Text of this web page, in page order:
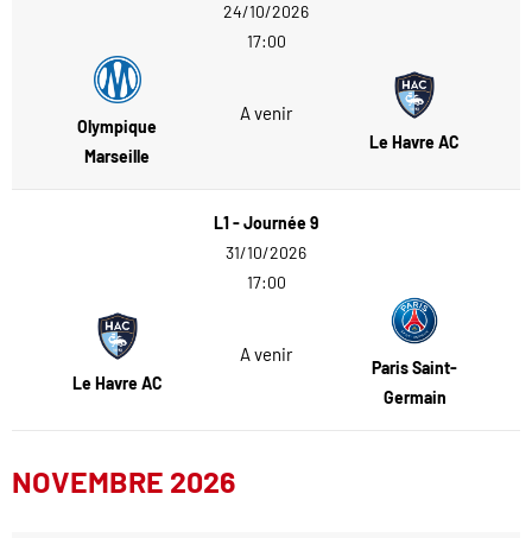
24/10/2026
17:00
Olympique
Marseille
A venir
Le Havre AC
L1 - Journée 9
31/10/2026
17:00
Le Havre AC
A venir
Paris Saint-
Germain
NOVEMBRE 2026